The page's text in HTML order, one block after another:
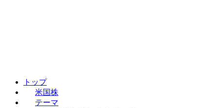
トップ
米国株
テーマ